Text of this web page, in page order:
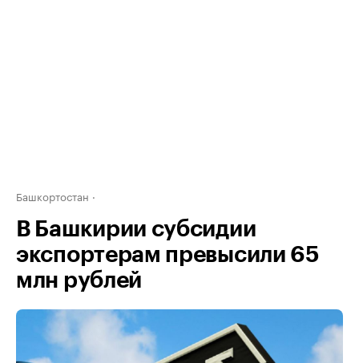
Башкортостан
В Башкирии субсидии
экспортерам превысили 65
млн рублей